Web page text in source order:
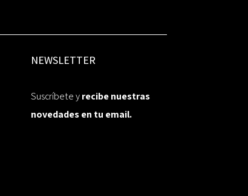
NEWSLETTER
Suscríbete yrecibe nuestras
novedades en tu email.